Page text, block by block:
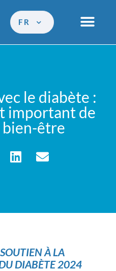
FR
le diabète :
important de
être
À LA
DIABÈTE 2024